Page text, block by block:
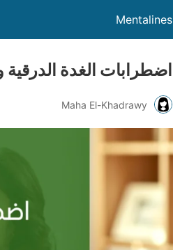
Mentalines
اضطرابات الغدة
Maha El-Khadrawy